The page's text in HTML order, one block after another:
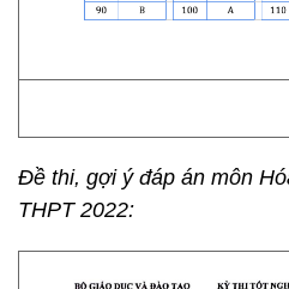
Đề thi, gợi ý đáp án môn
THPT 2022: